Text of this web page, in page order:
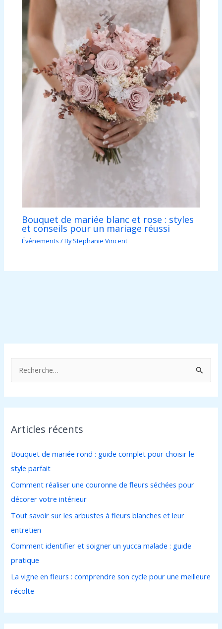
Bouquet de mariée blanc et rose : styles
et conseils pour un mariage réussi
Événements / ByStephanie Vincent
e
c
h
e
r
:
Articles récents
Bouquet de mariée rond : guide complet pour choisir le
style parfait
Comment réaliser une couronne de fleurs séchées pour
décorer votre intérieur
Tout savoir sur les arbustes à fleurs blanches et leur
entretien
Comment identifier et soigner un yucca malade : guide
pratique
La vigne en fleurs : comprendre son cycle pour une meilleure
récolte